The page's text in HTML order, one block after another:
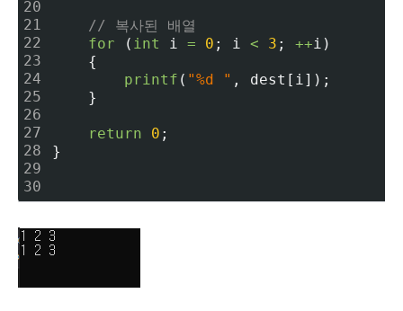
20
21
22
23
24
25
26
27
28
29
30
// 복사된 배열
for ( int i = 0 ; i < 3 ; ++i)
{
printf ( "%d " , dest[i]);
}
return 0 ;
}